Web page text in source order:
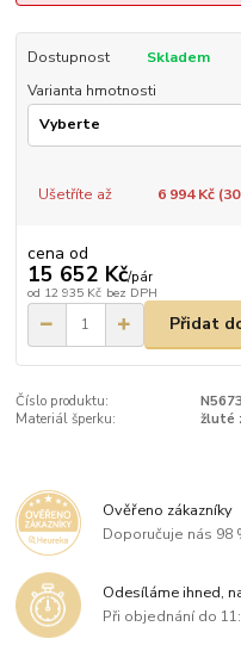
Dostupnost
Skladem
Varianta hmotnosti
Ušetříte až
6 994 Kč (30
cena od
15 652 Kč/pár
od 12 935 Kč bez DPH
Přidat
Číslo produktu:
Materiál šperku:
žluté
Ověřeno zákazníky
Doporučuje nás 98
Odesíláme ihned,
Při objednání do